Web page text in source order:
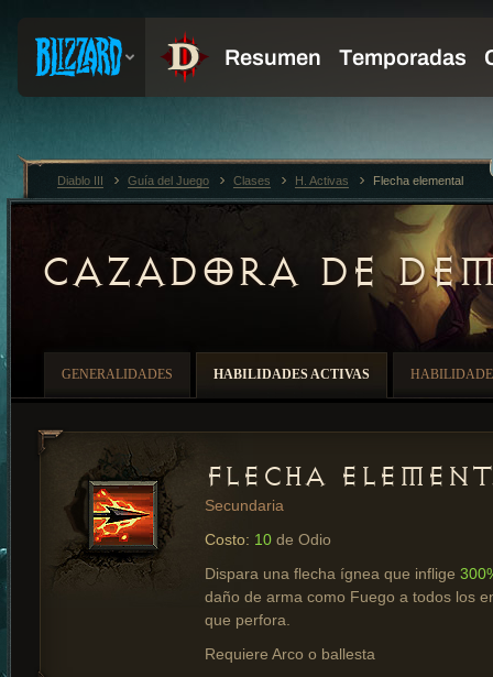
CAZADORA DE
GENERALIDADES HABILIDADES ACTIVAS
Flecha
Secundaria
Costo: 10 de Odio
Dispara una flecha ígnea que inflige
daño de arma como Fuego a todos los
que perfora.
Requiere Arco o ballesta
Diablo III Guía del Juego Clases H. Activas Flecha elemental